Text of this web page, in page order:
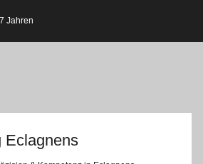
Jahren
Eclagnens